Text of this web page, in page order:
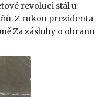
revoluci stál u
Z rukou prezidenta
Za zásluhy o obranu